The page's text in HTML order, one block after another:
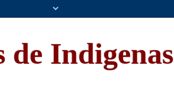
de Indigenas